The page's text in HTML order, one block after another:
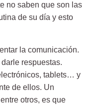
no saben que son las
de su día y esto
la comunicación.
respuestas.
tablets… y
de ellos. Un
otros, es que